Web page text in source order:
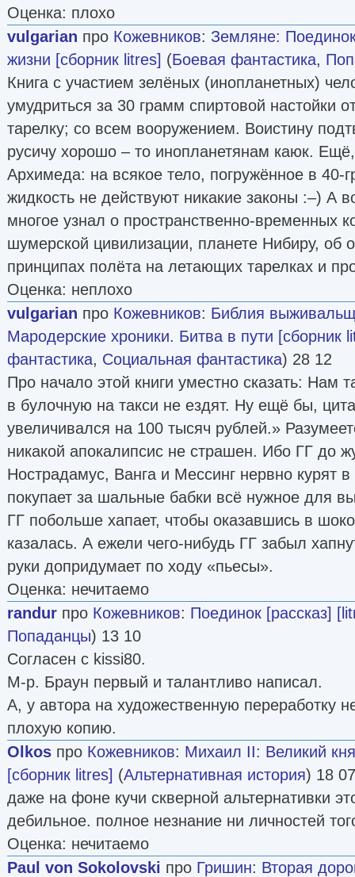
Оценка: плохо
vulgarian про Кожевников: Земляне:
жизни [сборник litres] (Боевая фантастика,
Книга с участием зелёных (инопланетных)
умудриться за 30 грамм спиртовой настойки
тарелку; со всем вооружением. Воистину
русичу хорошо – то инопланетянам каюк.
Архимеда: на всякое тело, погружённое в 40-
жидкость не действуют никакие законы :–) А
многое узнал о пространственно-временных
шумерской цивилизации, планете Нибиру, об
принципах полёта на летающих тарелках и
Оценка: неплохо
vulgarian про Кожевников: Библия
Мародерские хроники. Битва в пути [сборник
фантастика, Социальная фантастика) 28 12
Про начало этой книги уместно сказать: Нам
в булочную на такси не ездят. Ну ещё бы,
увеличивался на 100 тысяч рублей.»
никакой апокалипсис не страшен. Ибо ГГ до
Нострадамус, Ванга и Мессинг нервно курят в
покупает за шальные бабки всё нужное для
ГГ побольше хапает, чтобы оказавшись в
казалась. А ежели чего-нибудь ГГ забыл
руки допридумает по ходу «пьесы».
Оценка: нечитаемо
randur про Кожевников: Поединок [рассказ]
Попаданцы) 13 10
Согласен с kissi80.
М-р. Браун первый и талантливо написал.
А, у автора на художественную переработку
плохую копию.
Olkos про Кожевников: Михаил II: Великий
[сборник litres] (Альтернативная история) 18 07
даже на фоне кучи скверной альтернативки
дебильное. полное незнание ни личностей
Оценка: нечитаемо
Paul von Sokolovski про Гришин: Вторая